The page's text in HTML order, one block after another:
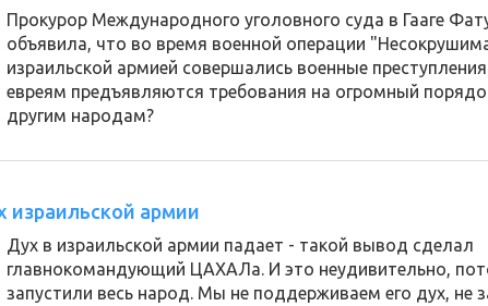
Прокурор Международного уголовного суда в Гааге
объявила, что во время военной операции
израильской армией совершались военные
евреям предъявляются требования на огромный
другим народам?
израильской армии
Дух в израильской армии падает - такой вывод сделал
главнокомандующий ЦАХАЛа. И это неудивительно,
запустили весь народ. Мы не поддерживаем его дух, не